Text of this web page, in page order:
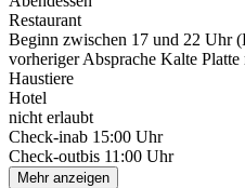
Restaurant
Beginn zwischen 17 und 22 Uhr
vorheriger Absprache Kalte
Haustiere
Hotel
nicht erlaubt
Check-inab 15:00 Uhr
Check-outbis 11:00 Uhr
Mehr anzeigen